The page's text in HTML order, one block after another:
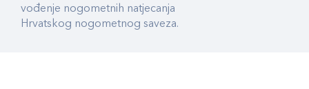
vođenje nogometnih natjecanja
Hrvatskog nogometnog saveza.